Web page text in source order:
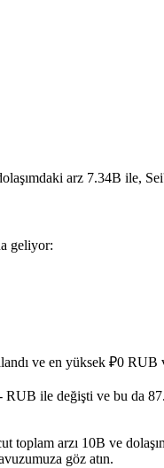
arz 7.34B ile,
geliyor:
ve en yüksek ₽0
RUB ile değişti ve bu da
arzı 10B ve
göz atın.